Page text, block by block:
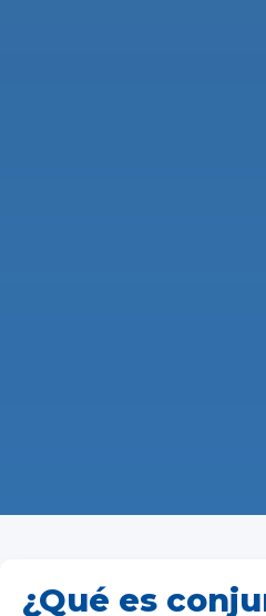
¿Qué es